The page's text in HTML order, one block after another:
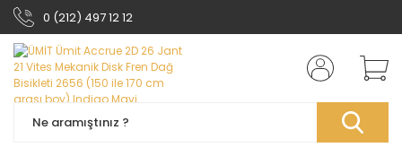
0 (212) 497 12 12